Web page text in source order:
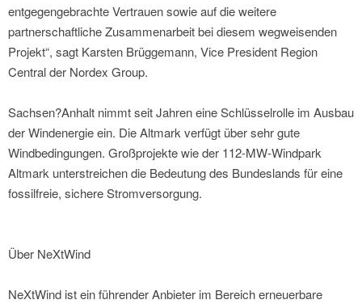
entgegengebrachte Vertrauen sowie auf die weitere
partnerschaftliche Zusammenarbeit bei diesem wegweisenden
Projekt“, sagt Karsten Brüggemann, Vice President Region
Central der Nordex Group.
Sachsen?Anhalt nimmt seit Jahren eine Schlüsselrolle im Ausbau
der Windenergie ein. Die Altmark verfügt über sehr gute
Windbedingungen. Großprojekte wie der 112-MW-Windpark
Altmark unterstreichen die Bedeutung des Bundeslands für eine
fossilfreie, sichere Stromversorgung.
Über NeXtWind
NeXtWind ist ein führender Anbieter im Bereich erneuerbare